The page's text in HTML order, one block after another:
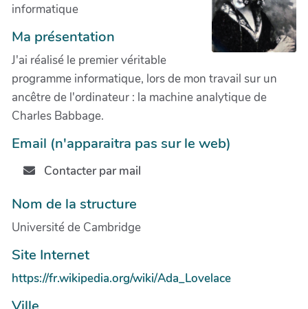
informatique
Ma présentation
J'ai réalisé le premier véritable
programme informatique, lors de mon travail sur un
ancêtre de l'ordinateur : la machine analytique de
Charles Babbage.
Email (n'apparaitra pas sur le web)
Contacter par mail
Nom de la structure
Université de Cambridge
Site Internet
https://fr.wikipedia.org/wiki/Ada_Lovelace